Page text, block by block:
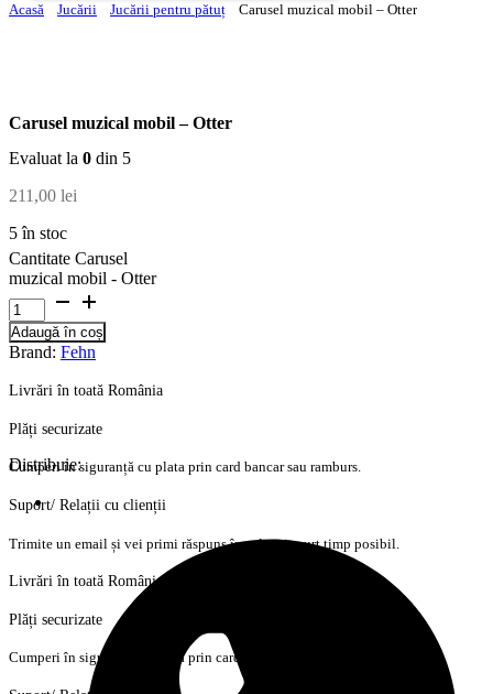
Acasă
Jucării Jucării pentru pătuț Carusel muzical mobil – Otter
Carusel muzical mobil – Otter
Evaluat la 0 din 5
211,00 lei
5 în stoc
Cantitate Carusel
muzical mobil - Otter
Adaugă în coș
Brand: Fehn
Livrări în toată România
Plăți securizate
Cumperi în siguranță cu plata prin card bancar sau ramburs.
Suport/ Relații cu clienții
Trimite un email și vei primi răspuns în cel mai scurt timp posibil.
Livrări în toată România
Plăți securizate
Cumperi în siguranță cu plata prin card bancar sau ramburs.
Distribuie: